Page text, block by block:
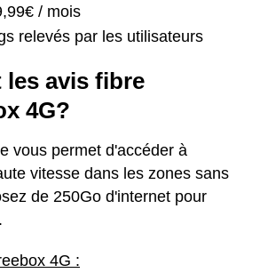
/ mois
relevés par les utilisateurs
les avis fibre
4G?
vous permet d'accéder à
vitesse dans les zones sans
de 250Go d'internet pour
4G :